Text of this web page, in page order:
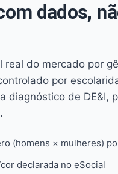
dados,
real do mercado por
por
diagnóstico de DE&I,
(homens × mulheres)
declarada no eSocial